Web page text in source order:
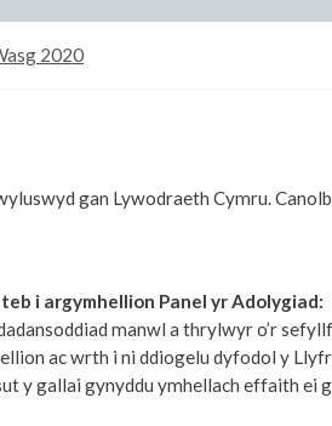
2020
gan Lywodraeth Cymru.
i argymhellion Panel yr Adolygiad:
manwl a thrylwyr o’r
ac wrth i ni ddiogelu dyfodol y
gallai gynyddu ymhellach effaith ei